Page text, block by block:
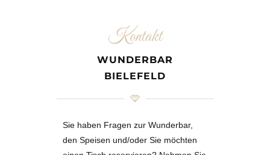
Kontakt
WUNDERBAR
BIELEFELD
Sie haben Fragen zur Wunderbar,
den Speisen und/oder Sie möchten